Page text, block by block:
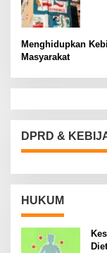
Menghidupkan
Masyarakat
DPRD &
HUKUM